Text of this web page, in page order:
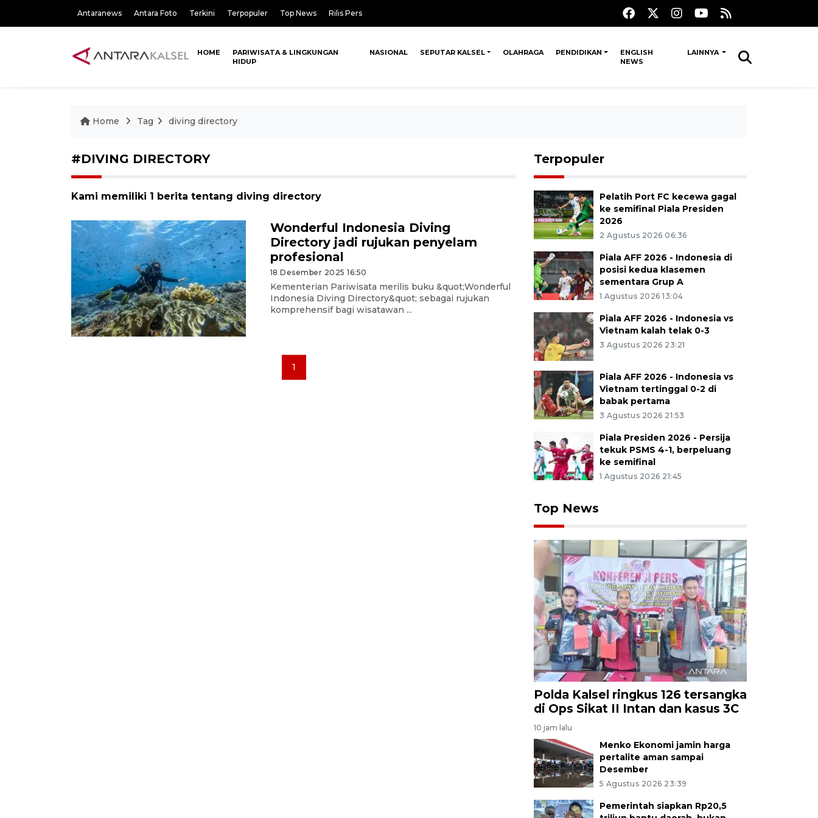
Antaranews Antara Foto Terkini Terpopuler Top News Rilis Pers
HOME
PARIWISATA & LINGKUNGAN
HIDUP
NASIONAL SEPUTAR KALSEL OLAHRAGA PENDIDIKAN
ENGLISH
NEWS
LAINNYA
Home Tag diving directory
#DIVING DIRECTORY
Kami memiliki 1 berita tentang diving directory
Wonderful Indonesia Diving
Directory jadi rujukan penyelam
profesional
18 Desember 2025 16:50
Kementerian Pariwisata merilis buku &quot;Wonderful
Indonesia Diving Directory&quot; sebagai rujukan
komprehensif bagi wisatawan ...
1
Terpopuler
Pelatih Port FC kecewa gagal
ke semifinal Piala Presiden
2026
2 Agustus 2026 06:36
Piala AFF 2026 - Indonesia di
posisi kedua klasemen
sementara Grup A
1 Agustus 2026 13:04
Piala AFF 2026 - Indonesia vs
Vietnam kalah telak 0-3
3 Agustus 2026 23:21
Piala AFF 2026 - Indonesia vs
Vietnam tertinggal 0-2 di
babak pertama
3 Agustus 2026 21:53
Piala Presiden 2026 - Persija
tekuk PSMS 4-1, berpeluang
ke semifinal
1 Agustus 2026 21:45
Top News
Polda Kalsel ringkus 126 tersangka
di Ops Sikat II Intan dan kasus 3C
10 jam lalu
Menko Ekonomi jamin harga
pertalite aman sampai
Desember
5 Agustus 2026 23:39
Pemerintah siapkan Rp20,5